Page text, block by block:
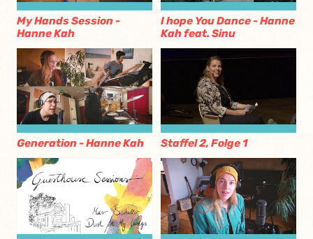
My Hands Session -
Hanne Kah
I hope You Dance - Hanne
Kah feat. Sinu
Generation - Hanne Kah Staffel 2, Folge 1